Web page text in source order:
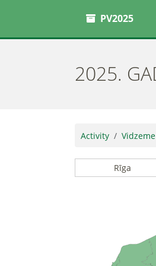
PV2025
2025.
Activity Vidzeme
Rīga